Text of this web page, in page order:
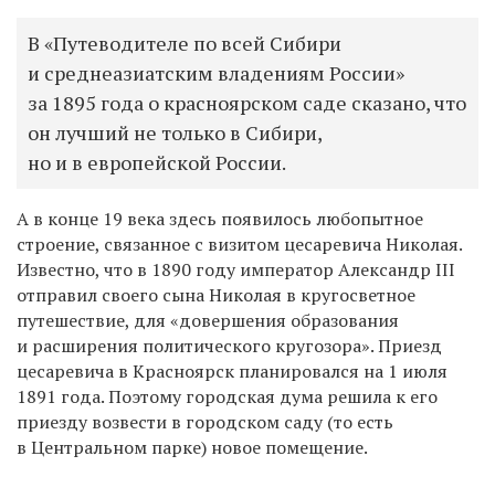
В «Путеводителе по всей Сибири
и среднеазиатским владениям России»
за 1895 года о красноярском саде сказано, что
он лучший не только в Сибири,
но и в европейской России.
А в конце 19 века здесь появилось любопытное
строение, связанное с визитом цесаревича Николая.
Известно, что в 1890 году император Александр III
отправил своего сына Николая в кругосветное
путешествие, для «довершения образования
и расширения политического кругозора». Приезд
цесаревича в Красноярск планировался на 1 июля
1891 года. Поэтому городская дума решила к его
приезду возвести в городском саду (то есть
в Центральном парке) новое помещение.